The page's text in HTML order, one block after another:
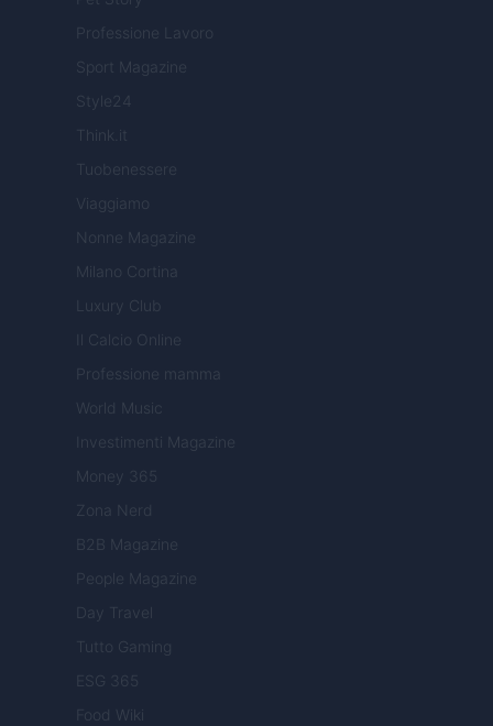
Professione Lavoro
Sport Magazine
Style24
Think.it
Tuobenessere
Viaggiamo
Nonne Magazine
Milano Cortina
Luxury Club
Il Calcio Online
Professione mamma
World Music
Investimenti Magazine
Money 365
Zona Nerd
B2B Magazine
People Magazine
Day Travel
Tutto Gaming
ESG 365
Food Wiki